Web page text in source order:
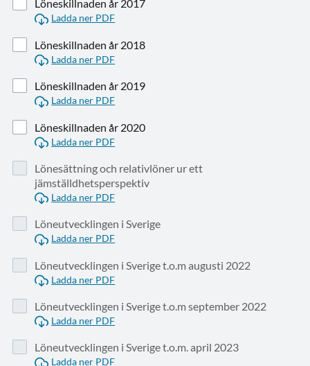
Löneskillnaden år 2017
Ladda ner PDF
Löneskillnaden år 2018
Ladda ner PDF
Löneskillnaden år 2019
Ladda ner PDF
Löneskillnaden år 2020
Ladda ner PDF
Lönesättning och relativlöner ur ett
jämställdhetsperspektiv
Ladda ner PDF
Löneutvecklingen i Sverige
Ladda ner PDF
Löneutvecklingen i Sverige t.o.m augusti 2022
Ladda ner PDF
Löneutvecklingen i Sverige t.o.m september 2022
Ladda ner PDF
Löneutvecklingen i Sverige t.o.m. april 2023
Ladda ner PDF